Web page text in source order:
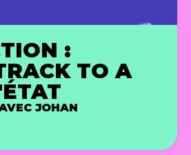
:
TO A
JOHAN